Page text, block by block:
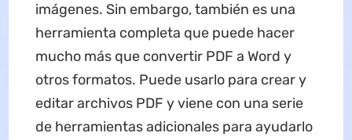
imágenes. Sin embargo, también es una
herramienta completa que puede hacer
mucho más que convertir PDF a Word y
otros formatos. Puede usarlo para crear y
editar archivos PDF y viene con una serie
de herramientas adicionales para ayudarlo